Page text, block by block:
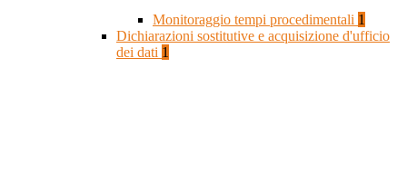
Monitoraggio tempi procedimentali 1
Dichiarazioni sostitutive e acquisizione d'ufficio
dei dati 1